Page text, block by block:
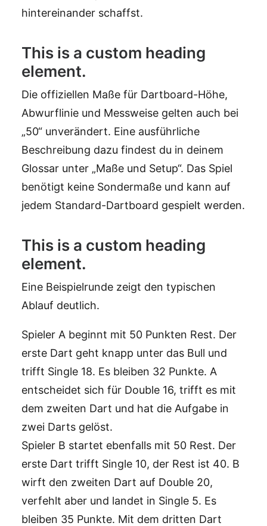
hintereinander schaffst.
This is a custom heading
element.
Die offiziellen Maße für Dartboard-Höhe,
Abwurflinie und Messweise gelten auch bei
„50“ unverändert. Eine ausführliche
Beschreibung dazu findest du in deinem
Glossar unter „Maße und Setup“. Das Spiel
benötigt keine Sondermaße und kann auf
jedem Standard-Dartboard gespielt werden.
This is a custom heading
element.
Eine Beispielrunde zeigt den typischen
Ablauf deutlich.
Spieler A beginnt mit 50 Punkten Rest. Der
erste Dart geht knapp unter das Bull und
trifft Single 18. Es bleiben 32 Punkte. A
entscheidet sich für Double 16, trifft es mit
dem zweiten Dart und hat die Aufgabe in
zwei Darts gelöst.
Spieler B startet ebenfalls mit 50 Rest. Der
erste Dart trifft Single 10, der Rest ist 40. B
wirft den zweiten Dart auf Double 20,
verfehlt aber und landet in Single 5. Es
bleiben 35 Punkte. Mit dem dritten Dart